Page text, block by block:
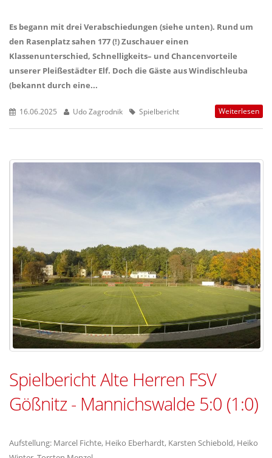
Es begann mit drei Verabschiedungen (siehe unten). Rund um
den Rasenplatz sahen 177 (!) Zuschauer einen
Klassenunterschied, Schnelligkeits– und Chancenvorteile
unserer Pleißestädter Elf. Doch die Gäste aus Windischleuba
(bekannt durch eine...
16.06.2025 Udo Zagrodnik Spielbericht Weiterlesen
Spielbericht Alte Herren FSV
Gößnitz - Mannichswalde 5:0 (1:0)
Aufstellung: Marcel Fichte, Heiko Eberhardt, Karsten Schiebold, Heiko